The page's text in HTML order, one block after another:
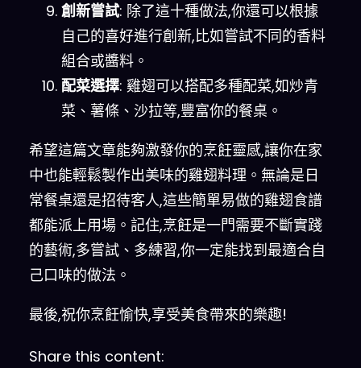
創新嘗試: 除了這十種做法,你還可以根據
自己的喜好進行創新,比如嘗試不同的香料
組合或醬料。
配菜選擇: 雞翅可以搭配多種配菜,如炒青
菜、薯條、沙拉等,豐富你的餐桌。
希望這篇文章能夠激發你的烹飪靈感,讓你在家
中也能輕鬆製作出美味的雞翅料理。無論是日
常餐桌還是招待客人,這些簡單易做的雞翅食譜
都能派上用場。記住,烹飪是一門需要不斷實踐
的藝術,多嘗試、多練習,你一定能找到最適合自
己口味的做法。
最後,祝你烹飪愉快,享受美食帶來的樂趣!
Share this content: